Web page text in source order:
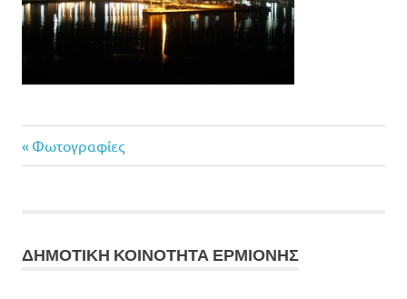
Πλοήγηση
Previous
Post:
Φωτογραφίες
ΔΗΜΟΤΙΚΗ ΚΟΙΝΟΤΗΤΑ ΕΡΜΙΟΝΗΣ